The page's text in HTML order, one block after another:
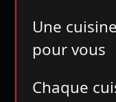
Une
pour vous
Chaque